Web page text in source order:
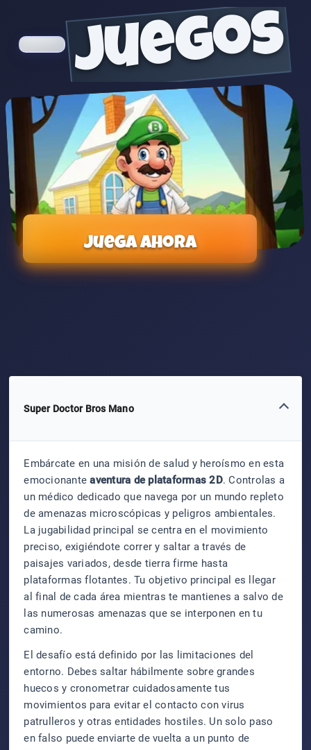
juegos
Juega ahora
Super Doctor Bros Mano
Embárcate en una misión de salud y heroísmo en esta
emocionanteaventura de plataformas 2D. Controlas a
un médico dedicado que navega por un mundo repleto
de amenazas microscópicas y peligros ambientales.
La jugabilidad principal se centra en el movimiento
preciso, exigiéndote correr y saltar a través de
paisajes variados, desde tierra firme hasta
plataformas flotantes. Tu objetivo principal es llegar
al final de cada área mientras te mantienes a salvo de
las numerosas amenazas que se interponen en tu
camino.
El desafío está definido por las limitaciones del
entorno. Debes saltar hábilmente sobre grandes
huecos y cronometrar cuidadosamente tus
movimientos para evitar el contacto con virus
patrulleros y otras entidades hostiles. Un solo paso
en falso puede enviarte de vuelta a un punto de